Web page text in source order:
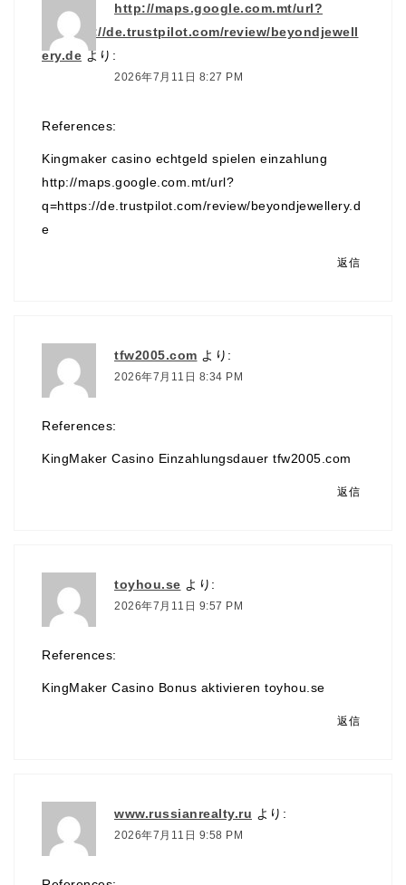
http://maps.google.com.mt/url?
q=https://de.trustpilot.com/review/beyondjewell
ery.de より:
2026年7月11日 8:27 PM
References:
Kingmaker casino echtgeld spielen einzahlung
http://maps.google.com.mt/url?
q=https://de.trustpilot.com/review/beyondjewellery.d
e
返信
tfw2005.com より:
2026年7月11日 8:34 PM
References:
KingMaker Casino Einzahlungsdauer tfw2005.com
返信
toyhou.se より:
2026年7月11日 9:57 PM
References:
KingMaker Casino Bonus aktivieren toyhou.se
返信
www.russianrealty.ru より:
2026年7月11日 9:58 PM